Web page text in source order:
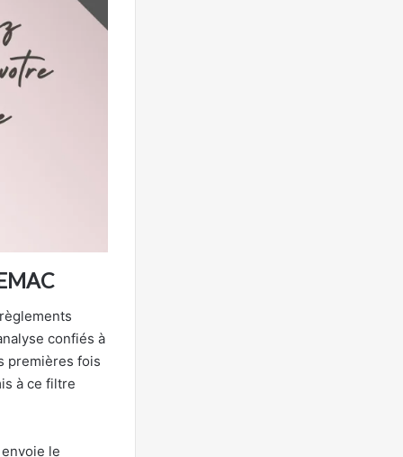
confiés à
premières fois
à ce filtre
le